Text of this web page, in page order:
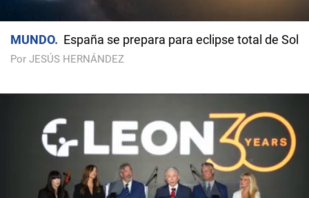
MUNDO España se prepara para eclipse total de Sol
Por JESÚS HERNÁNDEZ